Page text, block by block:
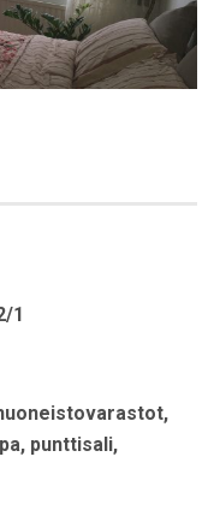
1
,
, punttisali,